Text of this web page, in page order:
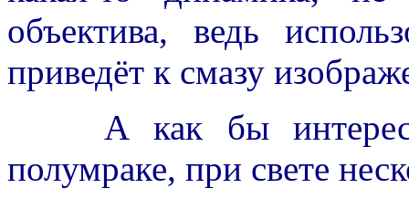
объектива, ведь
приведёт к смазу
А как бы
полумраке, при свете